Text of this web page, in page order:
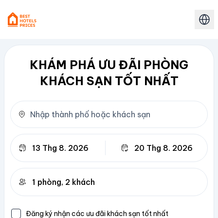
KHÁM PHÁ ƯU ĐÃI PHÒNG
KHÁCH SẠN TỐT NHẤT
Đăng ký nhận các ưu đãi khách sạn tốt nhất